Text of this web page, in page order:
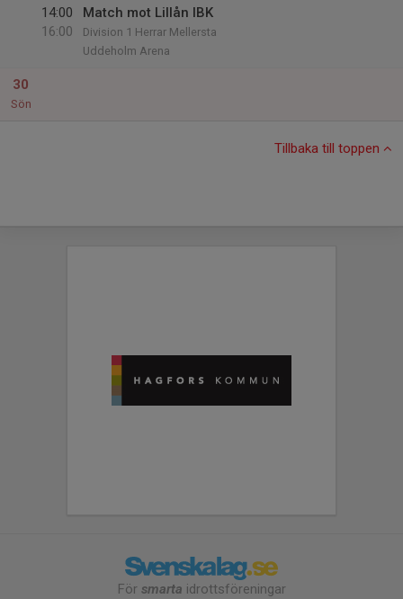
14:00
16:00
Match mot Lillån IBK
Division 1 Herrar Mellersta
Uddeholm Arena
30
Sön
Tillbaka till toppen
För smarta idrottsföreningar